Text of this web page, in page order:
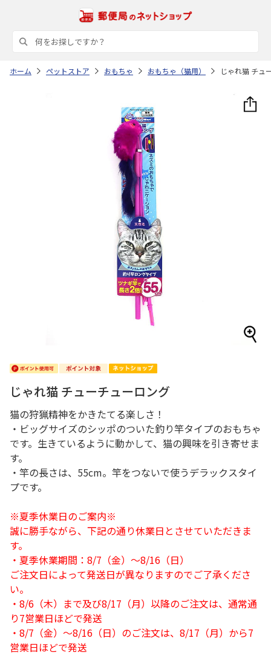
ホーム ペットストア おもちゃ おもちゃ（猫用） じゃれ猫 チュ
じゃれ猫 チューチューロング
猫の狩猟精神をかきたてる楽しさ！
・ビッグサイズのシッポのついた釣り竿タイプのおもちゃ
です。生きているように動かして、猫の興味を引き寄せま
す。
・竿の長さは、55cm。竿をつないで使うデラックスタイ
プです。
※夏季休業日のご案内※
誠に勝手ながら、下記の通り休業日とさせていただきま
す。
・夏季休業期間：8/7（金）～8/16（日）
ご注文日によって発送日が異なりますのでご了承くださ
い。
・8/6（木）まで及び8/17（月）以降のご注文は、通常通
り7営業日ほどで発送
・8/7（金）～8/16（日）のご注文は、8/17（月）から7
営業日ほどで発送